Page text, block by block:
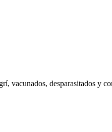
desparasitados y